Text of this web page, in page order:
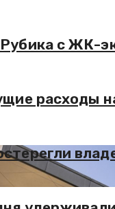
Рубика с ЖК-
расходы